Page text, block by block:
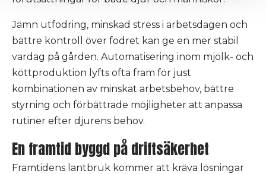
Jämn utfodring, minskad stress i arbetsdagen och
bättre kontroll över fodret kan ge en mer stabil
vardag på gården. Automatisering inom mjölk- och
köttproduktion lyfts ofta fram för just
kombinationen av minskat arbetsbehov, bättre
styrning och förbättrade möjligheter att anpassa
rutiner efter djurens behov.
En framtid byggd på driftsäkerhet
Framtidens lantbruk kommer att kräva lösningar